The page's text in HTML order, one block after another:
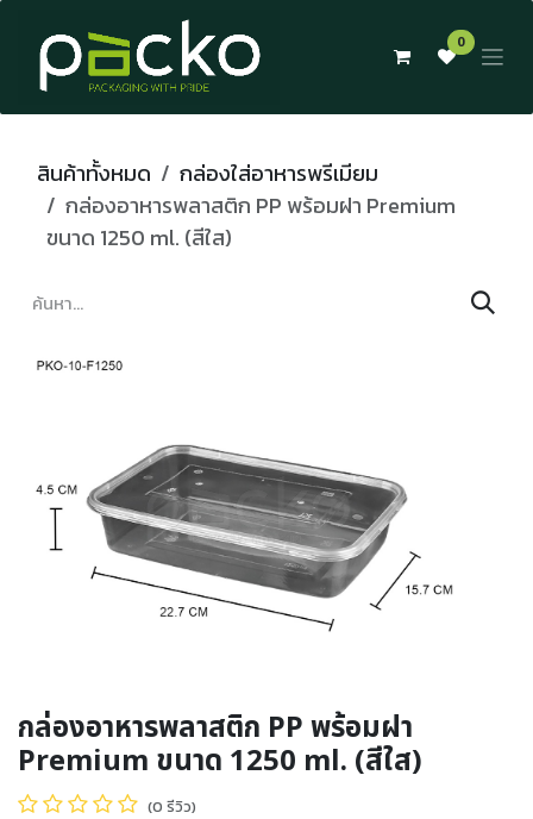
Skip to Content
0
สินค้าทั้งหมด
กล่องใส่อาหารพรีเมียม
กล่องอาหารพลาสติก PP พร้อมฝา Premium
ขนาด 1250 ml. (สีใส)
กล่องอาหารพลาสติก PP พร้อมฝา
Premium ขนาด 1250 ml. (สีใส)
(0 รีวิว)